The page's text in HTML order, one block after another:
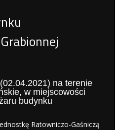
na terenie
w miejscowości
budynku
Ratowniczo-Gaśniczą